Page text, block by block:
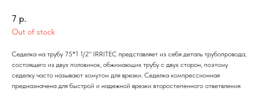
7 р.
Out of stock
Седелка на трубу 75*1 1/2" IRRITEC представляет из себя деталь трубопровода,
состоящего из двух половинок, обжимающих трубу с двух сторон, поэтому
седелку часто называют хомутом для врезки. Седелка компрессионная
предназначена для быстрой и надежной врезки второстепенного ответвления